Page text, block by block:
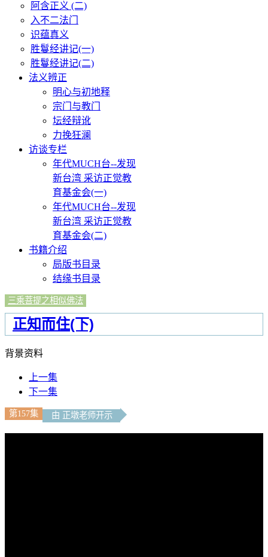
阿含正义 (二)
入不二法门
识蕴真义
胜鬘经讲记(一)
胜鬘经讲记(二)
法义辨正
明心与初地释
宗门与教门
坛经辩讹
力挽狂澜
访谈专栏
年代MUCH台--发现
新台湾 采访正觉教
育基金会(一)
年代MUCH台--发现
新台湾 采访正觉教
育基金会(二)
书籍介绍
局版书目录
结缘书目录
三乘菩提之相似佛法
正知而住(下)
背景资料
上一集
下一集
第157集 由 正墩老师开示